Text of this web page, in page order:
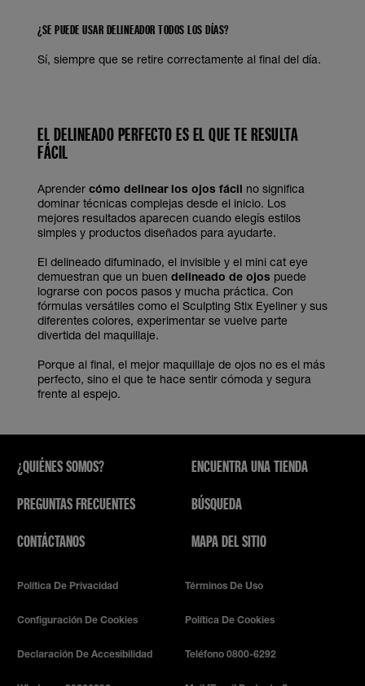
¿SE PUEDE USAR DELINEADOR TODOS LOS DÍAS?
Sí, siempre que se retire correctamente al final del día.
EL DELINEADO PERFECTO ES EL QUE TE RESULTA
FÁCIL
Aprender cómo delinear los ojos fácil no significa
dominar técnicas complejas desde el inicio. Los
mejores resultados aparecen cuando elegís estilos
simples y productos diseñados para ayudarte.
El delineado difuminado, el invisible y el mini cat eye
demuestran que un buen delineado de ojos puede
lograrse con pocos pasos y mucha práctica. Con
fórmulas versátiles como el Sculpting Stix Eyeliner y sus
diferentes colores, experimentar se vuelve parte
divertida del maquillaje.
Porque al final, el mejor maquillaje de ojos no es el más
perfecto, sino el que te hace sentir cómoda y segura
frente al espejo.
¿QUIÉNES SOMOS?
PREGUNTAS FRECUENTES
CONTÁCTANOS
ENCUENTRA UNA TIENDA
BÚSQUEDA
MAPA DEL SITIO
Política De Privacidad Términos De Uso
Configuración De Cookies Política De Cookies
Declaración De Accesibilidad Teléfono 0800-6292